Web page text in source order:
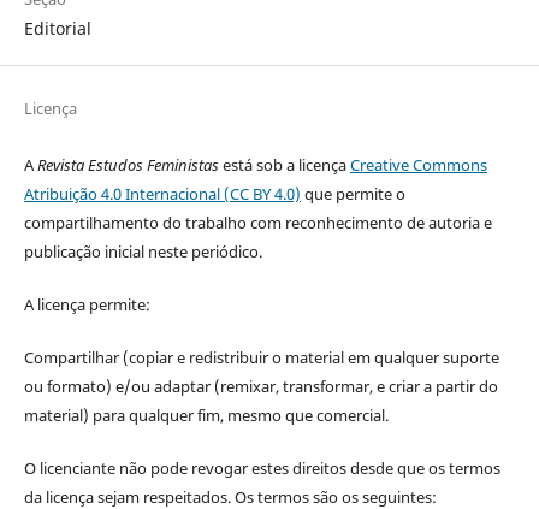
Editorial
Licença
ARevista Estudos Feministasestá sob a licençaCreative Commons
Atribuição 4.0 Internacional (CC BY 4.0) que permite o
compartilhamento do trabalho com reconhecimento de autoria e
publicação inicial neste periódico.
A licença permite:
Compartilhar (copiar e redistribuir o material em qualquer suporte
ou formato) e/ou adaptar (remixar, transformar, e criar a partir do
material) para qualquer fim, mesmo que comercial.
O licenciante não pode revogar estes direitos desde que os termos
da licença sejam respeitados. Os termos são os seguintes: